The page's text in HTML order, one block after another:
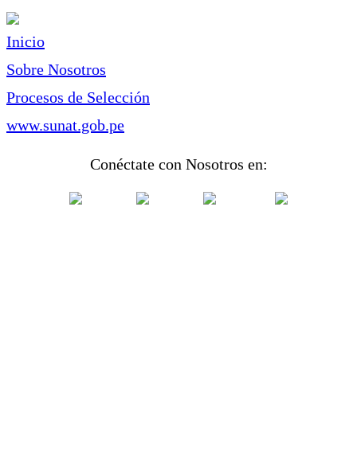
Inicio
Sobre Nosotros
Procesos de Selección
www.sunat.gob.pe
Conéctate con Nosotros en: